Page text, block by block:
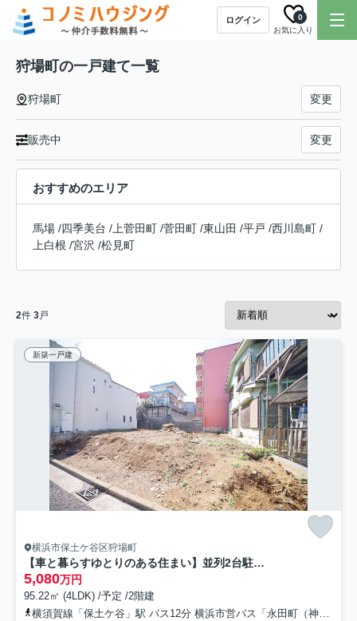
ログイン
お気に入り
0
狩場町の一戸建て一覧
狩場町 変更
販売中 変更
おすすめのエリア
馬場 /四季美台 / 上菅田町 /菅田町 /東山田 /平戸 /西川島町 /
上白根 /宮沢 /松見町
2件 3戸
新築一戸建
横浜市保土ケ谷区狩場町
【車と暮らすゆとりのある住まい】並列2台駐車可×16帖LDK｜狩場インター近くの快適動線｜★仲介手数料無料★
5,080万円
95.22㎡ (4LDK) /予定 /2階建
横須賀線「保土ケ谷」駅 バス12分 横浜市営バス「永田町（神奈川県）」 停歩4分